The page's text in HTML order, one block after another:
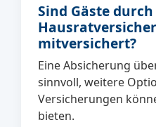
Sind Gäste
mitversichert?
Eine Absicherung
sinnvoll, weitere
Versicherungen
bieten.